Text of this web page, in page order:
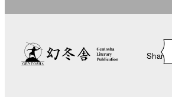
Share